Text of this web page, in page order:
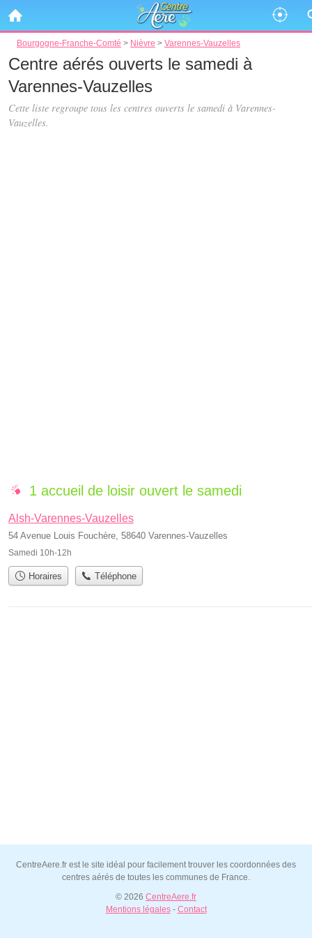
Bourgogne-Franche-Comté > Nièvre > Varennes-Vauzelles
Centre aérés ouverts le samedi à
Varennes-Vauzelles
Cette liste regroupe tous les centres ouverts le samedi à Varennes-
Vauzelles.
1 accueil de loisir ouvert le samedi
Alsh-Varennes-Vauzelles
54 Avenue Louis Fouchère, 58640 Varennes-Vauzelles
Samedi 10h-12h
Horaires Téléphone
CentreAere.fr est le site idéal pour facilement trouver les coordonnées des
centres aérés de toutes les communes de France.
© 2026 CentreAere.fr
Mentions légales- Contact